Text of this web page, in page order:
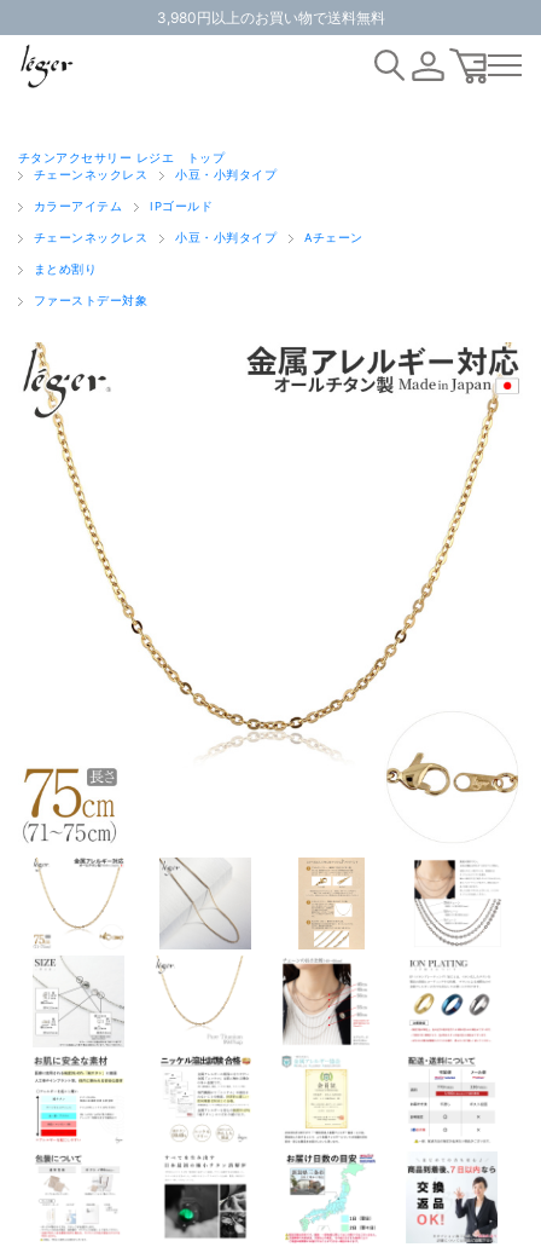
3,980円以上のお買い物で送料無料
チタンアクセサリー レジエ トップ
チェーンネックレス
小豆・小判タイプ
カラーアイテム IPゴールド
チェーンネックレス 小豆・小判タイプ Aチェーン
まとめ割り
ファーストデー対象